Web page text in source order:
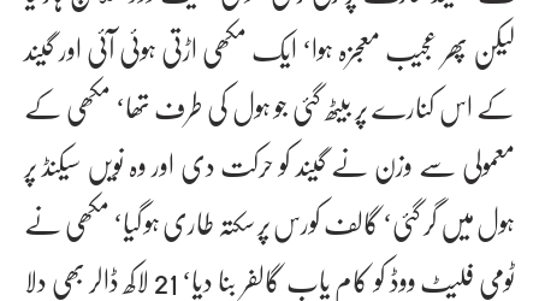
لیکن پھر عجیب معجزہ ہوا‘ ایک مکھی اڑتی ہوئی آئی اور گیند
کے اس کنارے پر بیٹھ گئی جو ہول کی طرف تھا‘ مکھی کے
معمولی سے وزن نے گیند کو حرکت دی اور وہ نویں سیکنڈ پر
ہول میں گر گئی‘ گالف کورس پر سکتہ طاری ہو گیا‘ مکھی نے
ٹومی فلیٹ ووڈ کو کام یاب گالفر بنا دیا‘ 21 لاکھ ڈالر بھی دلا